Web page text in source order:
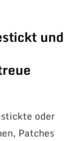
und
oder
Patches